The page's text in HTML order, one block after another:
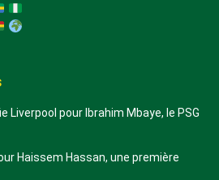
Liverpool pour Ibrahim Mbaye, le PSG
Haissem Hassan, une première